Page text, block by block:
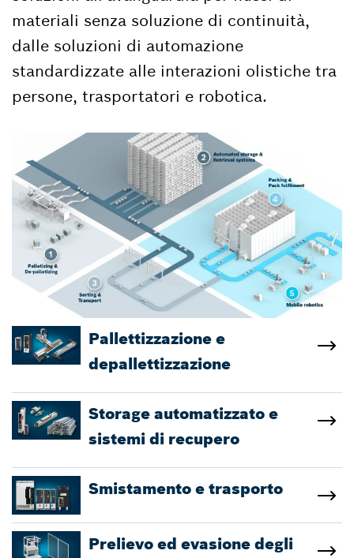
materiali senza soluzione di continuità,
dalle soluzioni di automazione
standardizzate alle interazioni olistiche tra
persone, trasportatori e robotica.​
Pallettizzazione e
depallettizzazione
Storage automatizzato e
sistemi di recupero
Smistamento e trasporto
Prelievo ed evasione degli